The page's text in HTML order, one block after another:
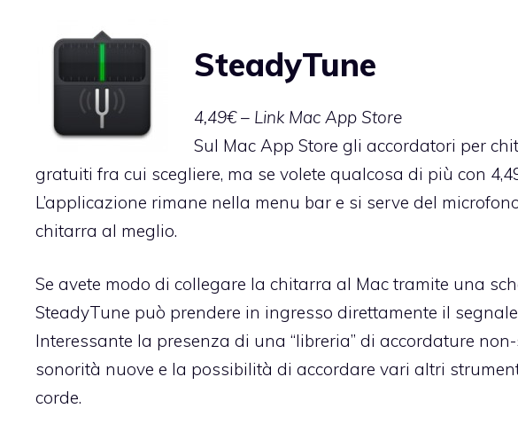
SteadyTune
4,49€ – Link Mac App Store
Sul Mac App Store gli accordatori per
gratuiti fra cui scegliere, ma se volete qualcosa di più con
L’applicazione rimane nella menu bar e si serve del
chitarra al meglio.
Se avete modo di collegare la chitarra al Mac tramite una
SteadyTune può prendere in ingresso direttamente il
Interessante la presenza di una “libreria” di accordature
sonorità nuove e la possibilità di accordare vari altri
corde.